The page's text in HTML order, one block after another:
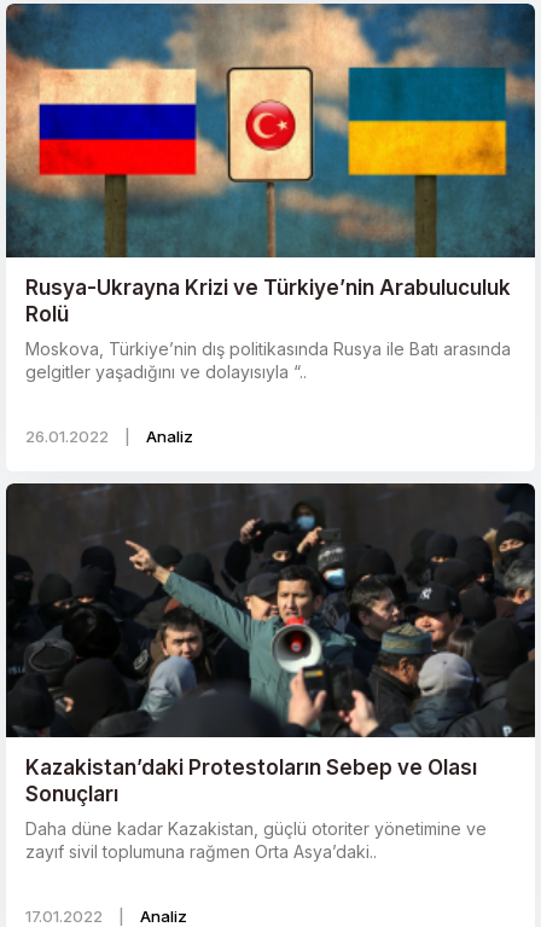
Rusya-Ukrayna Krizi ve Türkiye’nin Arabuluculuk
Rolü
Moskova, Türkiye’nin dış politikasında Rusya ile Batı arasında
gelgitler yaşadığını ve dolayısıyla “..
26.01.2022 Analiz
Kazakistan’daki Protestoların Sebep ve Olası
Sonuçları
Daha düne kadar Kazakistan, güçlü otoriter yönetimine ve
zayıf sivil toplumuna rağmen Orta Asya’daki..
17.01.2022 Analiz